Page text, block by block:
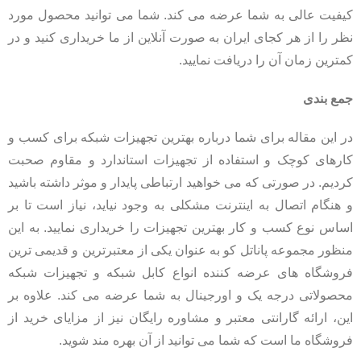
کیفیت عالی به شما عرضه می‌ کند. شما می‌ توانید محصول مورد
نظر را از هر کجای ایران به صورت آنلاین از ما خریداری کنید و در
کمترین زمان آن را دریافت نمایید.
جمع بندی
در این مقاله برای شما درباره بهترین تجهیزات شبکه برای کسب و
کارهای کوچک و استفاده از تجهیزات استاندارد و مقاوم صحبت
کردیم. در صورتی که می‌ خواهید ارتباطی پایدار و موثر داشته باشید
و هنگام اتصال به اینترنت مشکلی به وجود نیاید، نیاز است تا بر
اساس نوع کسب و کار بهترین تجهیزات را خریداری نمایید. به این
منظور مجموعه پاناتل کو به عنوان یکی از معتبرترین و قدیمی ترین
فروشگاه‌ های عرضه کننده انواع کابل شبکه و تجهیزات شبکه
محصولاتی درجه یک و اورجینال به شما عرضه می‌ کند. علاوه بر
این، ارائه گارانتی معتبر و مشاوره رایگان نیز از مزایای خرید از
فروشگاه ما است که شما می‌ توانید از آن بهره مند شوید.